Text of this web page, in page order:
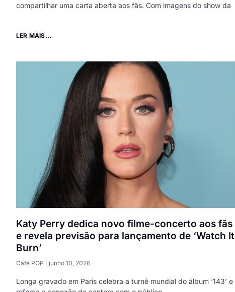
compartilhar uma carta aberta aos fãs. Com imagens do show da
LER MAIS...
Katy Perry dedica novo filme-concerto aos fãs
e revela previsão para lançamento de ‘Watch It
Burn’
Café POP junho 10, 2026
Longa gravado em Paris celebra a turnê mundial do álbum ‘143’ e